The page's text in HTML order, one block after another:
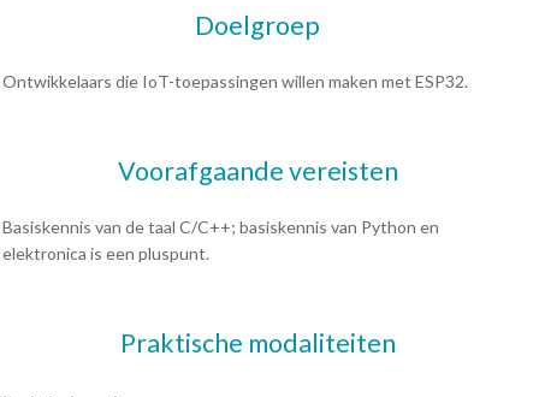
Doelgroep
Ontwikkelaars die IoT-toepassingen willen maken met ESP32.
Voorafgaande vereisten
Basiskennis van de taal C/C++; basiskennis van Python en
elektronica is een pluspunt.
Praktische modaliteiten